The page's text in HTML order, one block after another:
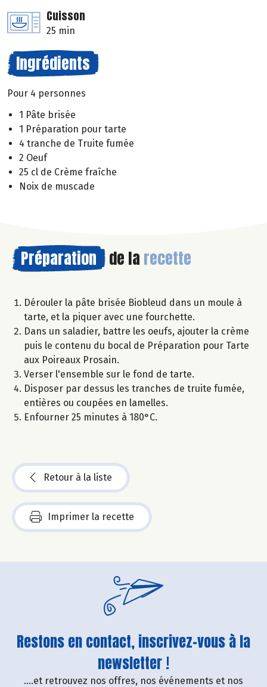
Cuisson
25 min
Ingrédients
Pour 4 personnes
1 Pâte brisée
1 Préparation pour tarte
4 tranche de Truite fumée
2 Oeuf
25 cl de Crème fraîche
Noix de muscade
Préparation de la recette
Dérouler la pâte brisée Biobleud dans un moule à
tarte, et la piquer avec une fourchette.
Dans un saladier, battre les oeufs, ajouter la crème
puis le contenu du bocal de Préparation pour Tarte
aux Poireaux Prosain.
Verser l'ensemble sur le fond de tarte.
Disposer par dessus les tranches de truite fumée,
entières ou coupées en lamelles.
Enfourner 25 minutes à 180°C.
Retour à la liste
Imprimer la recette
Restons en contact, inscrivez-vous à la
newsletter !
....et retrouvez nos offres, nos événements et nos